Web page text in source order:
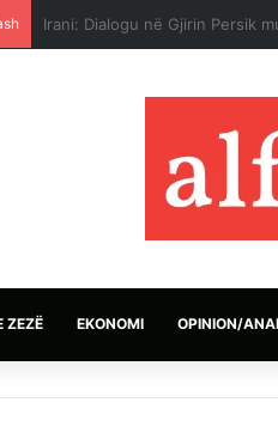
Sulmet e ushtrisë izraelite
ZEZË EKONOMI OPINION/